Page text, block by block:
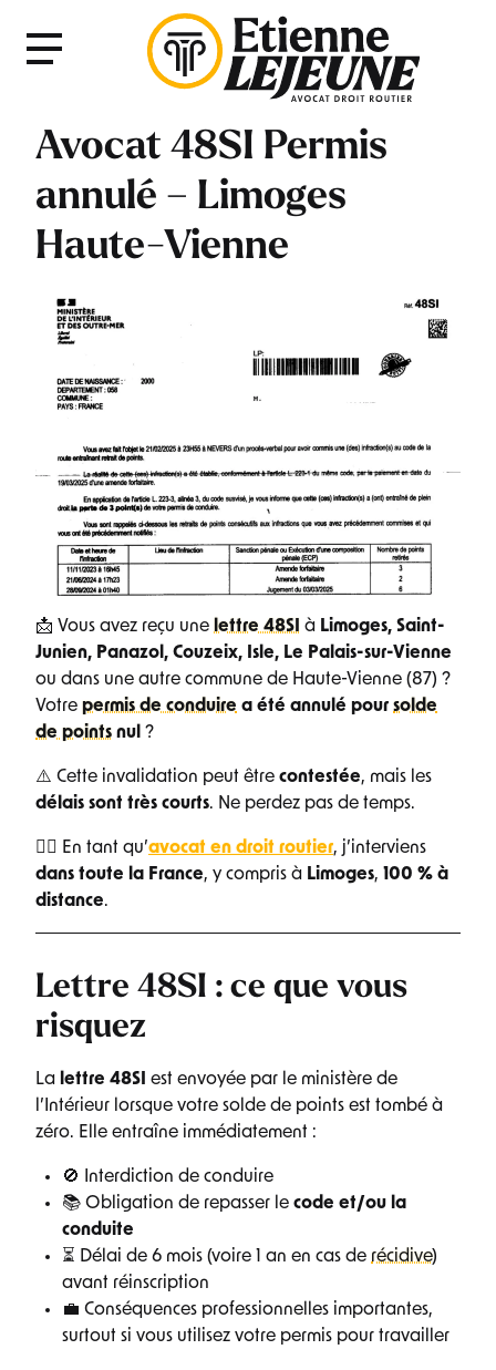
Menu
Avocat 48SI Permis
annulé – Limoges
Haute-Vienne
📩 Vous avez reçu une lettre 48SI à Limoges, Saint-
Junien, Panazol, Couzeix, Isle, Le Palais-sur-Vienne
ou dans une autre commune de Haute-Vienne (87) ?
Votre permis de conduire a été annulé pour solde
de points nul ?
⚠️ Cette invalidation peut être contestée, mais les
délais sont très courts. Ne perdez pas de temps.
👨‍⚖️ En tant qu’avocat en droit routier, j’interviens
dans toute la France, y compris à Limoges, 100 % à
distance.
Lettre 48SI : ce que vous
risquez
La lettre 48SI est envoyée par le ministère de
l’Intérieur lorsque votre solde de points est tombé à
zéro. Elle entraîne immédiatement :
🚫 Interdiction de conduire
📚 Obligation de repasser le code et/ou la
conduite
⏳ Délai de 6 mois (voire 1 an en cas de récidive)
avant réinscription
💼 Conséquences professionnelles importantes,
surtout si vous utilisez votre permis pour travailler
Fermer